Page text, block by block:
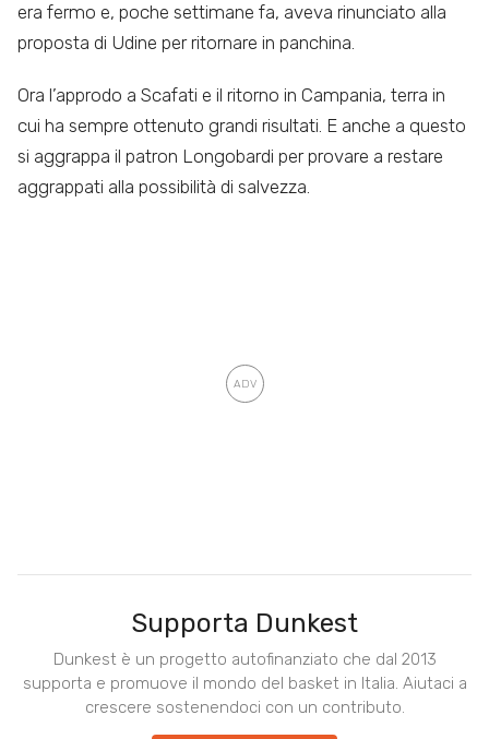
era fermo e, poche settimane fa, aveva rinunciato alla
proposta di Udine per ritornare in panchina.
Ora l’approdo a Scafati e il ritorno in Campania, terra in
cui ha sempre ottenuto grandi risultati. E anche a questo
si aggrappa il patron Longobardi per provare a restare
aggrappati alla possibilità di salvezza.
Supporta Dunkest
Dunkest è un progetto autofinanziato che dal 2013
supporta e promuove il mondo del basket in Italia. Aiutaci a
crescere sostenendoci con un contributo.